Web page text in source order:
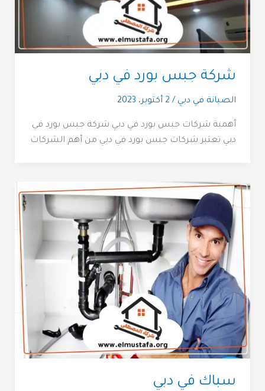
شركة جبس بورد في دبي
الصيانة في دبي / 2 أكتوبر، 2023
أهمية شركات جبس بورد في دبي شركة جبس بورد في
دبي تعتبر شركات جبس بورد في دبي من أهم الشركات
سباك في دبي